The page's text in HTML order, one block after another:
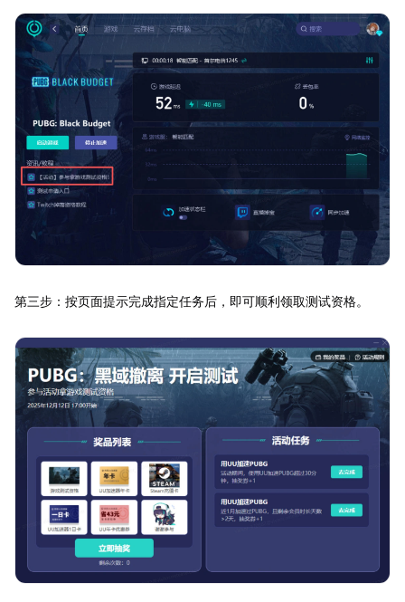
第三步：按页面提示完成指定任务后，即可顺利领取测试资格。